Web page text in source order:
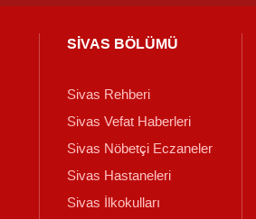
SİVAS BÖLÜMÜ
Sivas Rehberi
Sivas Vefat Haberleri
Sivas Nöbetçi Eczaneler
Sivas Hastaneleri
Sivas İlkokulları